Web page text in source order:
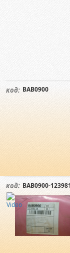
код: BAB0900
код: BAB0900-